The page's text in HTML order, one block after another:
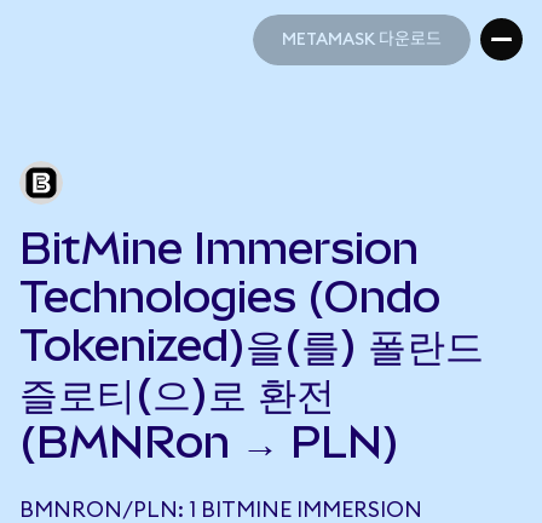
METAMASK 다운로드
BitMine Immersion
Technologies (Ondo
Tokenized)을(를) 폴란드
즐로티(으)로 환전
(BMNRon → PLN)
BMNRON/PLN: 1 BITMINE IMMERSION